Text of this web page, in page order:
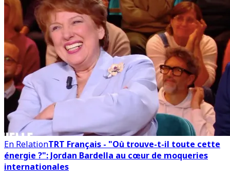
En RelationTRT Français - "Où trouve-t-il toute cette
énergie ?": Jordan Bardella au cœur de moqueries
internationales